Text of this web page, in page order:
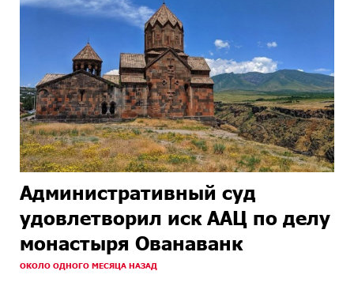
Административный суд
удовлетворил иск ААЦ по делу
монастыря Ованаванк
ОКОЛО ОДНОГО МЕСЯЦА НАЗАД